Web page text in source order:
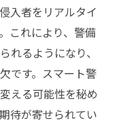
入者をリアルタイ
これにより、警備
れるようになり、
です。スマート警
える可能性を秘め
待が寄せられてい